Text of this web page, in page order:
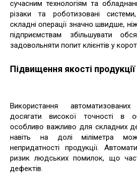
сучасним технологіям та
різаки та роботизовані
складні операції значно швидше,
підприємствам збільшувати
задовольняти попит клієнтів у
Підвищення якості продукції
Використання
досягати високої точності в
особливо важливо для складних
навіть на долі міліметра
непридатності продукції.
ризик людських помилок, що
дефектів.